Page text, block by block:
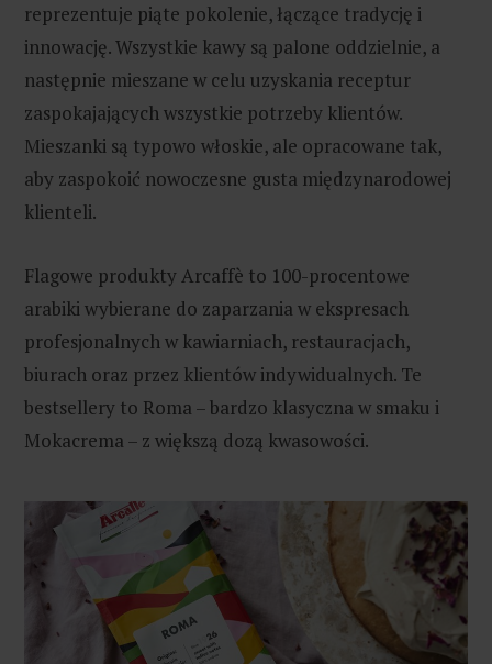
reprezentuje piąte pokolenie, łączące tradycję i
innowację. Wszystkie kawy są palone oddzielnie, a
następnie mieszane w celu uzyskania receptur
zaspokajających wszystkie potrzeby klientów.
Mieszanki są typowo włoskie, ale opracowane tak,
aby zaspokoić nowoczesne gusta międzynarodowej
klienteli.
Flagowe produkty Arcaffè to 100-procentowe
arabiki wybierane do zaparzania w ekspresach
profesjonalnych w kawiarniach, restauracjach,
biurach oraz przez klientów indywidualnych. Te
bestsellery to Roma – bardzo klasyczna w smaku i
Mokacrema – z większą dozą kwasowości.